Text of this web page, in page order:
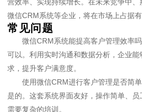
营效率、实现持续增长。在未来竞争中、
微信CRM系统等企业，将在市场上占据有
常见问题
微信CRM系统能提高客户管理效率吗
可以。利用实时沟通和数据分析，企业
求，提升客户满意度。
使用微信CRM进行客户管理是否简单
是的。这套系统界面友好，操作简单、
需要复杂的培训。